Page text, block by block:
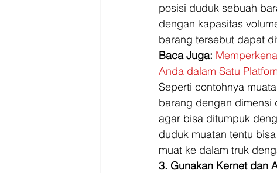
posisi duduk sebuah
dengan kapasitas
barang tersebut dapat
Baca Juga:
Anda dalam Satu
Seperti contohnya
barang dengan dimensi
agar bisa ditumpuk
duduk muatan tentu
muat ke dalam truk
3. Gunakan Kernet dan